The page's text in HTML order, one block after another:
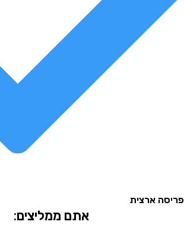
ארצית
אתם ממליצים: